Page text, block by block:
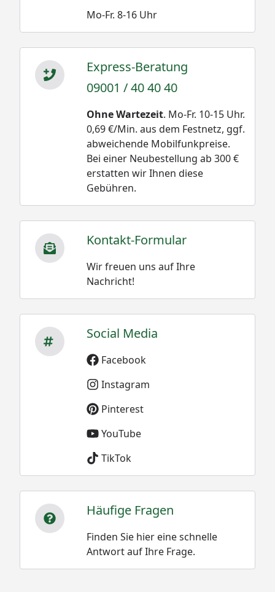
Mo-Fr. 8-16 Uhr
Express-Beratung
09001 / 40 40 40
Ohne Wartezeit. Mo-Fr. 10-15 Uhr.
0,69 €/Min. aus dem Festnetz, ggf.
abweichende Mobilfunkpreise.
Bei einer Neubestellung ab 300 €
erstatten wir Ihnen diese
Gebühren.
Kontakt-Formular
Wir freuen uns auf Ihre
Nachricht!
Social Media
Facebook
Instagram
Pinterest
YouTube
TikTok
Häufige Fragen
Finden Sie hier eine schnelle
Antwort auf Ihre Frage.